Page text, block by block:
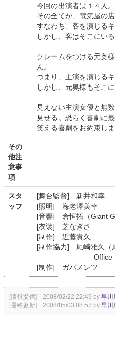
今回の出演者は１４人。
その全てが、電気屋の店
すなわち、客を演じる
しかし、客はそこにいる
クレームをつける元奥
ん。
つまり、主演を演じる
しかし、元奥様もそこ
見えない主演女優と無
見せる。恐らく喜劇に
笑える喜劇をお約束しま
その
他注
意事
項
スタ
ッフ
[舞台監督] 新井和幸
[照明] 海老澤美幸
[音響] 倉恒拓（
[衣装] 芝なぎさ
[制作] 近藤貴久
[制作協力] 尾崎雅久（
Office
[制作] ガバメンツ
[情報提供] 2008/02/22 22:49 by 早川
[最終更新] 2008/05/03 08:57 by 早川